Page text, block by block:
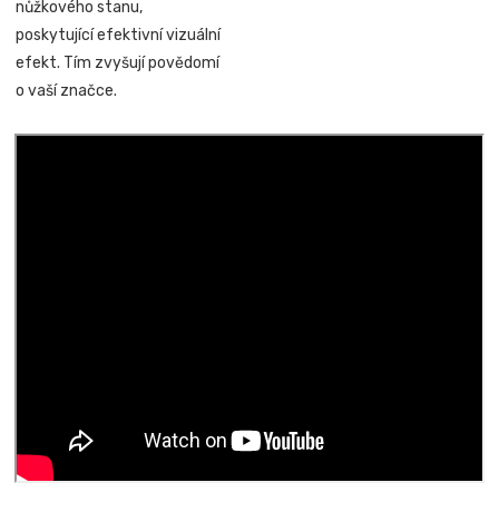
nůžkového stanu,
poskytující efektivní vizuální
efekt. Tím zvyšují povědomí
o vaší značce.